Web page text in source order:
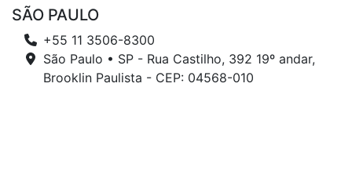
SÃO PAULO
+55 11 3506-8300
São Paulo • SP - Rua Castilho, 392 19º andar,
Brooklin Paulista - CEP: 04568-010